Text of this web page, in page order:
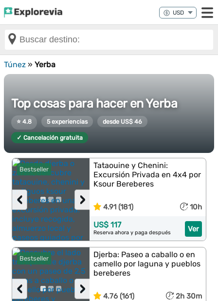
Túnez » Yerba
Top cosas para hacer en Yerba
⭐ 4.8 5 experiencias desde US$ 46
✓ Cancelación gratuita
Bestseller
›
‹
Tataouine y Chenini:
Excursión Privada en 4x4 por
Ksour Bereberes
4.91 (181) 10h
Ver
US$ 117
Reserva ahora y paga después
Bestseller
›
‹
Djerba: Paseo a caballo o en
camello por laguna y pueblos
bereberes
4.76 (161) 2h 30m